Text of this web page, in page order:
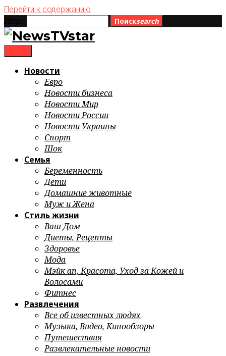
Перейти к содержанию
Поискsearch
Новости
Евро
Новости бизнеса
Новости Мир
Новости России
Новости Украины
Спорт
Шок
Семья
Беременность
Дети
Домашние животные
Муж и Жена
Стиль жизни
Ваш Дом
Диеты, Рецепты
Здоровье
Мода
Мэйк ап, Красота, Уход за Кожей и
Волосами
Фитнес
Развлечения
Все об известных людях
Музыка, Видео, Кинообзоры
Путешествия
Развлекательные новости